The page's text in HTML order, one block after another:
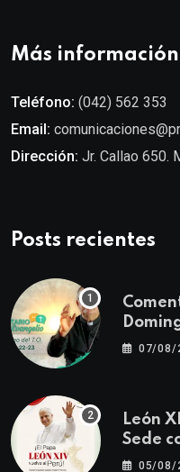
Más información
Teléfono: (042) 562 353
Email:
Dirección: Jr. Callao 650.
Posts recientes
07/08/
León
Sede
del 11
05/08/